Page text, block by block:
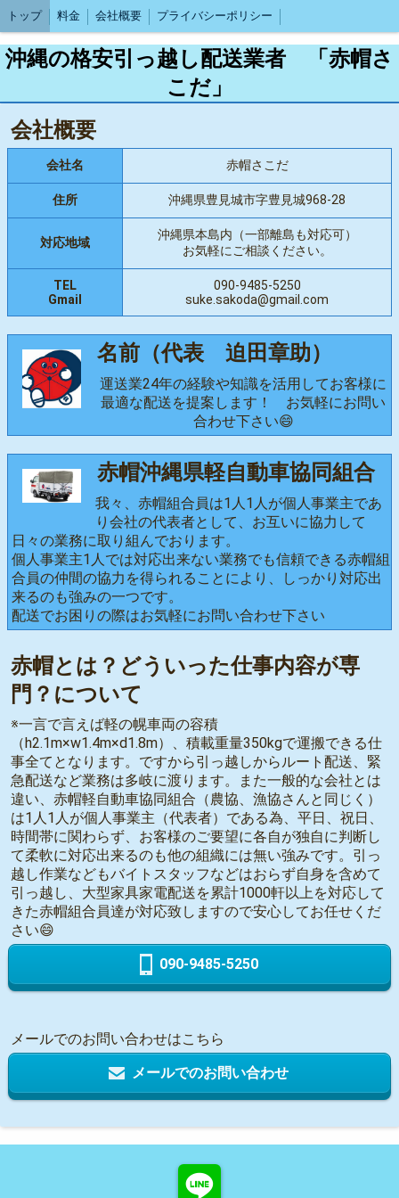
トップ 料金 会社概要 プライバシーポリシー
沖縄の格安引っ越し配送業者 「赤帽さ
こだ」
会社概要
会社名 赤帽さこだ
住所 沖縄県豊見城市字豊見城968-28
対応地域
沖縄県本島内（一部離島も対応可）
お気軽にご相談ください。
TEL
Gmail
090-9485-5250
suke.sakoda@gmail.com
名前（代表 迫田章助）
運送業24年の経験や知識を活用してお客様に
最適な配送を提案します！ お気軽にお問い
合わせ下さい😄
赤帽沖縄県軽自動車協同組合
我々、赤帽組合員は1人1人が個人事業主であ
り会社の代表者として、お互いに協力して
日々の業務に取り組んでおります。
個人事業主1人では対応出来ない業務でも信頼できる赤帽組
合員の仲間の協力を得られることにより、しっかり対応出
来るのも強みの一つです。
配送でお困りの際はお気軽にお問い合わせ下さい
赤帽とは？どういった仕事内容が専
門？について
※一言で言えば軽の幌車両の容積
（h2.1m×w1.4m×d1.8m）、積載重量350kgで運搬できる仕
事全てとなります。ですから引っ越しからルート配送、緊
急配送など業務は多岐に渡ります。また一般的な会社とは
違い、赤帽軽自動車協同組合（農協、漁協さんと同じく）
は1人1人が個人事業主（代表者）である為、平日、祝日、
時間帯に関わらず、お客様のご要望に各自が独自に判断し
て柔軟に対応出来るのも他の組織には無い強みです。引っ
越し作業などもバイトスタッフなどはおらず自身を含めて
引っ越し、大型家具家電配送を累計1000軒以上を対応して
きた赤帽組合員達が対応致しますので安心してお任せくだ
さい😄
090-9485-5250
メールでのお問い合わせはこちら
メールでのお問い合わせ